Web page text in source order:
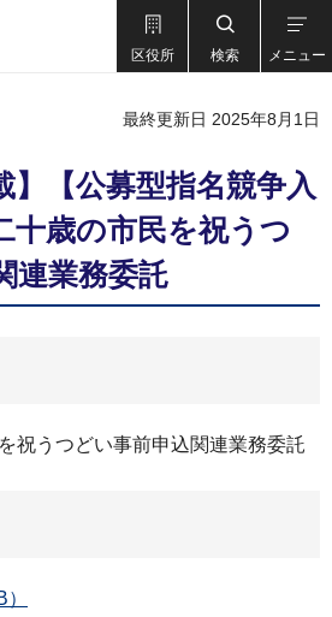
区役所 検索 メニュー
最終更新日 2025年8月1日
】【公募型指名競争入
十歳の市民を祝うつ
連業務委託
祝うつどい事前申込関連業務委託